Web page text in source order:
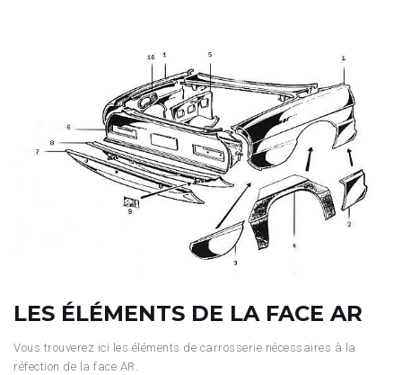
LES ÉLÉMENTS DE LA FACE AR
Vous trouverez ici les éléments de carrosserie nécessaires à la
réfection de la face AR.